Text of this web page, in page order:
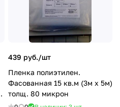
439 руб./шт
Пленка полиэтилен.
Фасованная 15 кв.м (3м х 5м)
толщ. 80 микрон